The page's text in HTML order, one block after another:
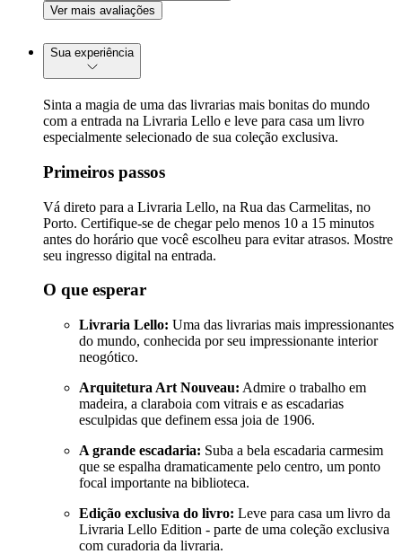
Ver mais avaliações
Sua experiência
Sinta a magia de uma das livrarias mais bonitas do mundo
com a entrada na Livraria Lello e leve para casa um livro
especialmente selecionado de sua coleção exclusiva.
Primeiros passos
Vá direto para a Livraria Lello, na Rua das Carmelitas, no
Porto. Certifique-se de chegar pelo menos 10 a 15 minutos
antes do horário que você escolheu para evitar atrasos. Mostre
seu ingresso digital na entrada.
O que esperar
Livraria Lello: Uma das livrarias mais impressionantes
do mundo, conhecida por seu impressionante interior
neogótico.
Arquitetura Art Nouveau: Admire o trabalho em
madeira, a claraboia com vitrais e as escadarias
esculpidas que definem essa joia de 1906.
A grande escadaria: Suba a bela escadaria carmesim
que se espalha dramaticamente pelo centro, um ponto
focal importante na biblioteca.
Edição exclusiva do livro: Leve para casa um livro da
Livraria Lello Edition - parte de uma coleção exclusiva
com curadoria da livraria.